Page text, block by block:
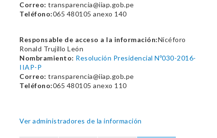
Correo: transparencia@iiap.gob.pe
Teléfono:065 480105 anexo 140
Responsable de acceso a la información:Nicéforo
Ronald Trujillo León
Nombramiento: Resolución Presidencial Nº030-2016-
IIAP-P
Correo: transparencia@iiap.gob.pe
Teléfono:065 480105 anexo 110
Ver administradores de la información